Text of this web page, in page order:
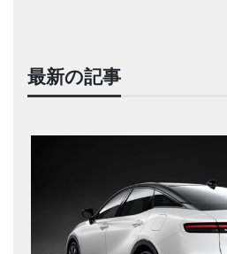
最新の記事